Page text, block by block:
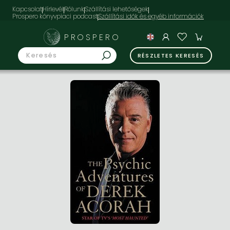
KapcsolatHírlevélRólunkSzállítási lehetőségek
Prospero könyvpiaci podcast
PROSPERO
RÉSZLETES KERESÉS